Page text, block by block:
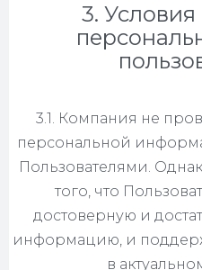
3.
3.1. Компания не
персональной
Пользователями.
того, что
достоверную и
информацию, и
в